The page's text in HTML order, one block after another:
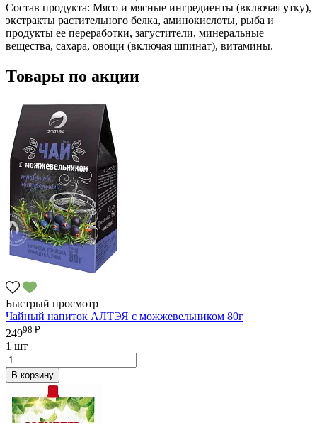
Состав продукта: Мясо и мясные ингредиенты (включая утку),
экстракты растительного белка, аминокислоты, рыба и
продукты ее переработки, загустители, минеральные
вещества, сахара, овощи (включая шпинат), витамины.
Товары по акции
Быстрый просмотр
Чайный напиток АЛТЭЯ с можжевельником 80г
24998 ₽
1 шт
В корзину